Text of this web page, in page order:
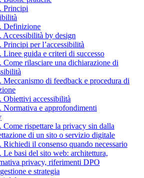
Principi
Definizione
Accessibilità by design
Principi per l’accessibilità
Linee guida e criteri di successo
Come rilasciare una dichiarazione di
Meccanismo di feedback e procedura di
Obiettivi accessibilità
Normativa e approfondimenti
Come rispettare la privacy sin dalla
di un sito o servizio digitale
Richiedi il consenso quando necessario
Le basi del sito web: architettura,
privacy, riferimenti DPO
e strategia